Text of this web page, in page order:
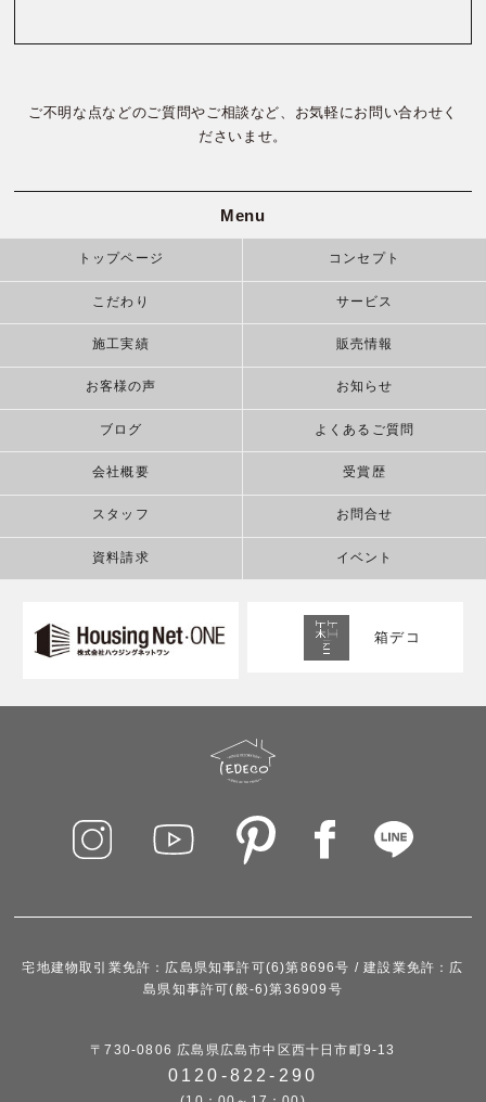
ご不明な点などのご質問やご相談など、お気軽にお問い合わせく
ださいませ。
Menu
トップページ コンセプト
こだわり サービス
施工実績 販売情報
お客様の声 お知らせ
ブログ よくあるご質問
会社概要 受賞歴
スタッフ お問合せ
資料請求 イベント
箱デコ
宅地建物取引業免許：広島県知事許可(6)第8696号 / 建設業免許：広
島県知事許可(般-6)第36909号
〒730-0806 広島県広島市中区西十日市町9-13
0120-822-290